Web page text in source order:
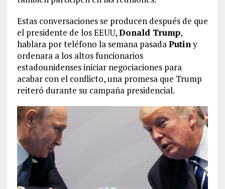
Estas conversaciones se producen después de que
el presidente de los EEUU,Donald Trump,
hablara por teléfono la semana pasadaPutiny
ordenara a los altos funcionarios
estadounidenses iniciar negociaciones para
acabar con el conflicto, una promesa que Trump
reiteró durante su campaña presidencial.